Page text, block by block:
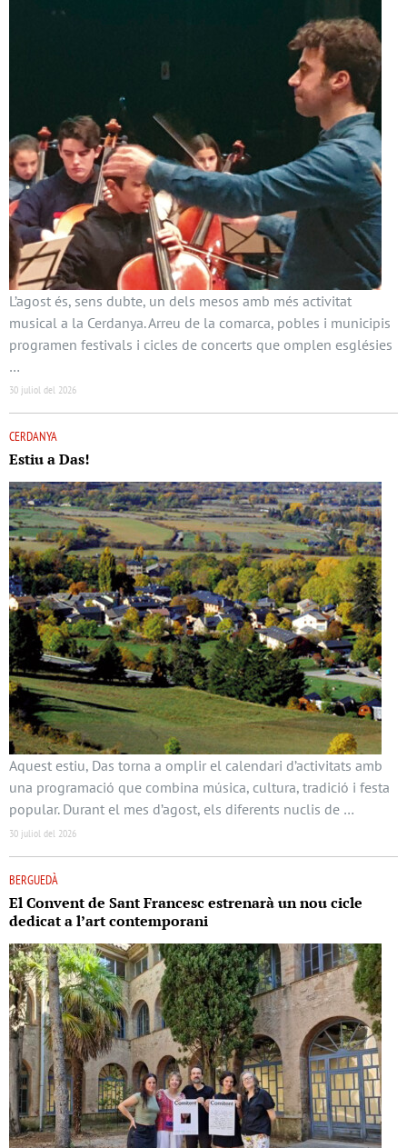
L’agost és, sens dubte, un dels mesos amb més activitat
musical a la Cerdanya. Arreu de la comarca, pobles i municipis
programen festivals i cicles de concerts que omplen esglésies
…
30 juliol del 2026
CERDANYA
Estiu a Das!
Aquest estiu, Das torna a omplir el calendari d’activitats amb
una programació que combina música, cultura, tradició i festa
popular. Durant el mes d’agost, els diferents nuclis de …
30 juliol del 2026
BERGUEDÀ
El Convent de Sant Francesc estrenarà un nou cicle
dedicat a l’art contemporani